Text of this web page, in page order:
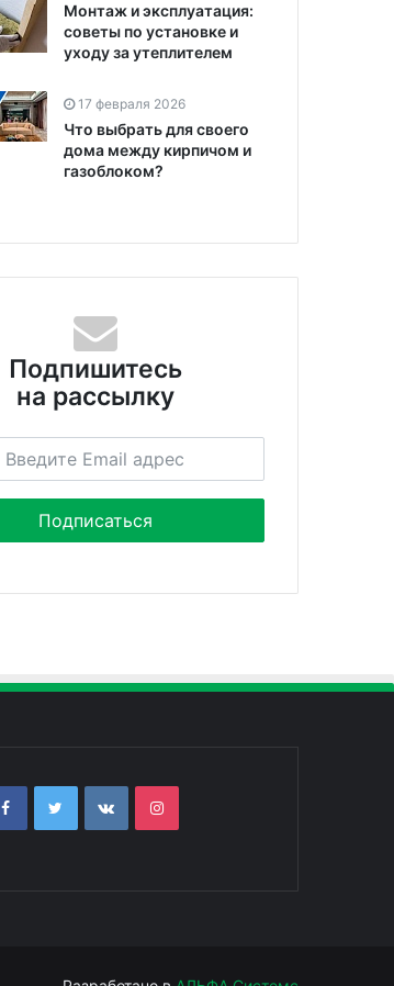
Монтаж и эксплуатация:
советы по установке и
уходу за утеплителем
17 февраля 2026
Что выбрать для своего
дома между кирпичом и
газоблоком?
Подпишитесь
на рассылку